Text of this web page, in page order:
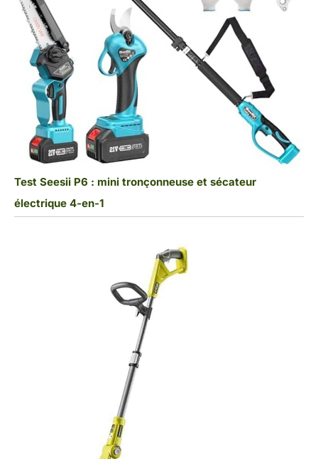
Test Seesii P6 : mini tronçonneuse et sécateur
électrique 4-en-1